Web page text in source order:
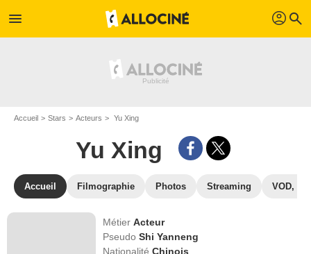
menu profil search
Accueil Stars Acteurs Yu Xing
Yu Xing
Accueil Filmographie Photos Streaming VOD,
MétierActeur
PseudoShi Yanneng
NationalitéChinois